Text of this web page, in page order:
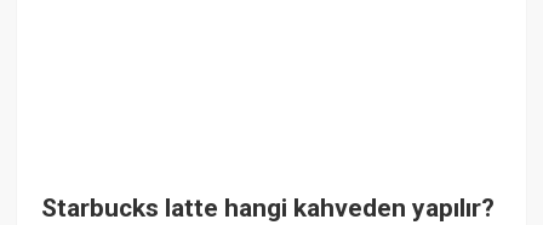
Starbucks latte hangi kahveden yapılır?